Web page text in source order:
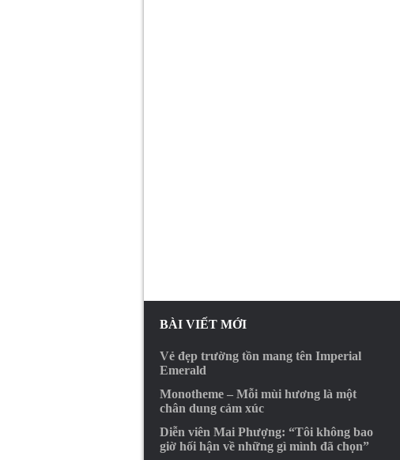
BÀI VIẾT MỚI
Vẻ đẹp trường tồn mang tên Imperial
Emerald
Monotheme – Mỗi mùi hương là một
chân dung cảm xúc
Diễn viên Mai Phượng: “Tôi không bao
giờ hối hận về những gì mình đã chọn”